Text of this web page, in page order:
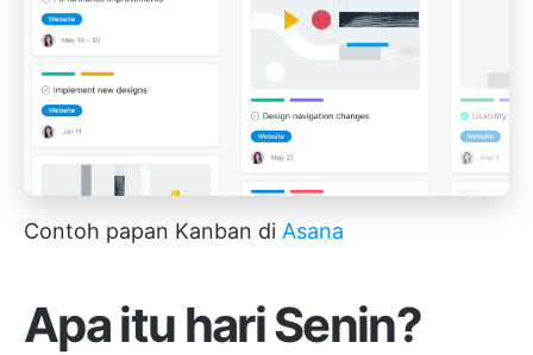
Contoh papan Kanban di Asana
Apa itu hari Senin?